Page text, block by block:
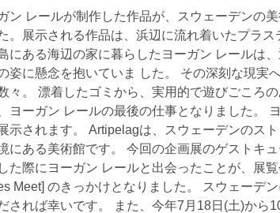
ン レールが制作した作品が、スウェーデンの
。展示される作品は、浜辺に流れ着いたプラ
にある海辺の家に暮らしたヨーガン レールは
姿に懸念を抱いていま した。 その深刻な現実
々。 漂着したゴミから、実用的で遊びごころ
ヨーガン レールの最後の仕事となりました。
示されます。 Artipelagは、スウェーデンのス
にある美術館です。 今回の企画展のゲストキ
た際にヨーガン レールと出会ったことが、展
Meet] のきっかけとなりました。 スウェーデ
されば幸いです。 また、今年7月18日(土)から